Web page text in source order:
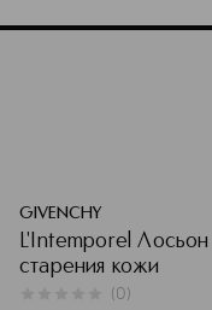
GIVENCHY
L'Intemporel Лосьон
старения кожи
(0)